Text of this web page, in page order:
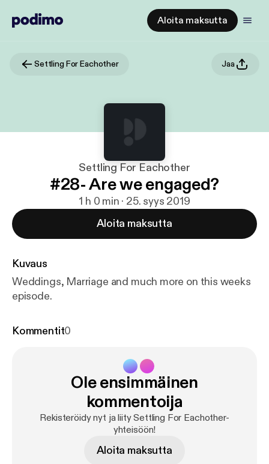
Aloita maksutta
Settling For Eachother Jaa
Settling For Eachother
#28- Are we engaged?
1 h 0 min · 25. syys 2019
Aloita maksutta
Kuvaus
Weddings, Marriage and much more on this weeks
episode.
Kommentit0
Ole ensimmäinen
kommentoija
Rekisteröidy nyt ja liity Settling For Eachother-
yhteisöön!
Aloita maksutta